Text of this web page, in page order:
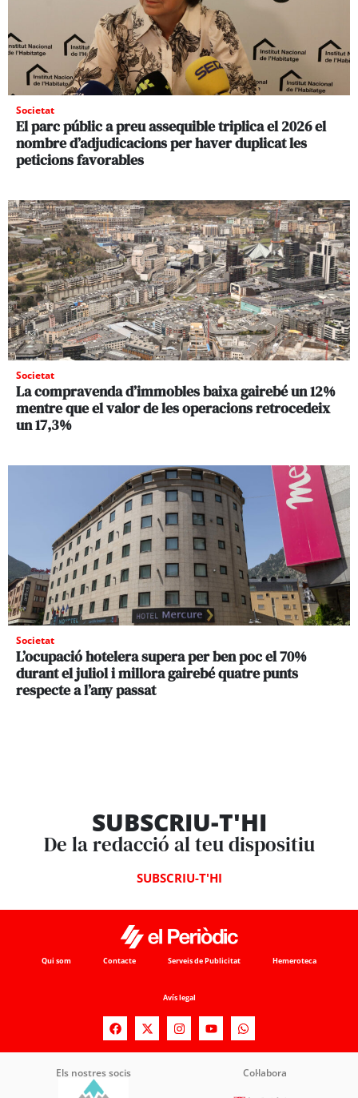
Societat
El parc públic a preu assequible triplica el 2026 el
nombre d’adjudicacions per haver duplicat les
peticions favorables
Societat
La compravenda d’immobles baixa gairebé un 12%
mentre que el valor de les operacions retrocedeix
un 17,3%
Societat
L’ocupació hotelera supera per ben poc el 70%
durant el juliol i millora gairebé quatre punts
respecte a l’any passat
SUBSCRIU-T'HI
De la redacció al teu dispositiu
SUBSCRIU-T'HI
Qui som Contacte Serveis de Publicitat Hemeroteca
Avís legal
Els nostres socis Col·labora